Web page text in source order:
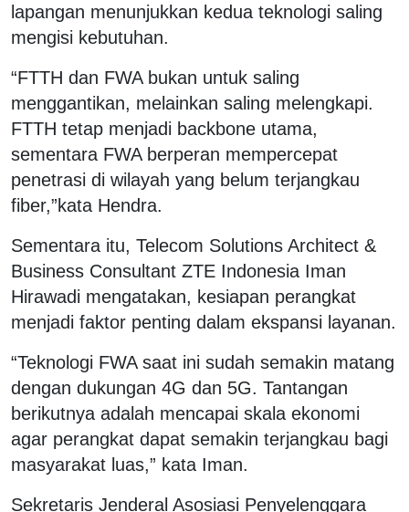
lapangan menunjukkan kedua teknologi saling
mengisi kebutuhan.
“FTTH dan FWA bukan untuk saling
menggantikan, melainkan saling melengkapi.
FTTH tetap menjadi backbone utama,
sementara FWA berperan mempercepat
penetrasi di wilayah yang belum terjangkau
fiber,”kata Hendra.
Sementara itu, Telecom Solutions Architect &
Business Consultant ZTE Indonesia Iman
Hirawadi mengatakan, kesiapan perangkat
menjadi faktor penting dalam ekspansi layanan.
“Teknologi FWA saat ini sudah semakin matang
dengan dukungan 4G dan 5G. Tantangan
berikutnya adalah mencapai skala ekonomi
agar perangkat dapat semakin terjangkau bagi
masyarakat luas,” kata Iman.
Sekretaris Jenderal Asosiasi Penyelenggara